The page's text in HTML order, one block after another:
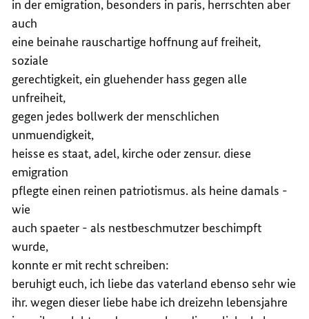
in der emigration, besonders in paris, herrschten aber
auch
eine beinahe rauschartige hoffnung auf freiheit,
soziale
gerechtigkeit, ein gluehender hass gegen alle
unfreiheit,
gegen jedes bollwerk der menschlichen
unmuendigkeit,
heisse es staat, adel, kirche oder zensur. diese
emigration
pflegte einen reinen patriotismus. als heine damals -
wie
auch spaeter - als nestbeschmutzer beschimpft
wurde,
konnte er mit recht schreiben:
beruhigt euch, ich liebe das vaterland ebenso sehr wie
ihr. wegen dieser liebe habe ich dreizehn lebensjahre